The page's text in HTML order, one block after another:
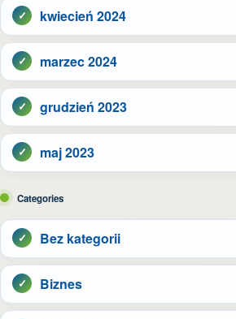
kwiecień 2024
marzec 2024
grudzień 2023
maj 2023
Categories
Bez kategorii
Biznes